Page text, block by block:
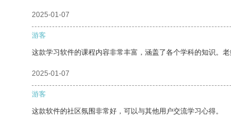
2025-01-07
游客
这款学习软件的课程内容非常丰富，涵盖了各个学科的知识。
2025-01-07
游客
这款软件的社区氛围非常好，可以与其他用户交流学习心得。